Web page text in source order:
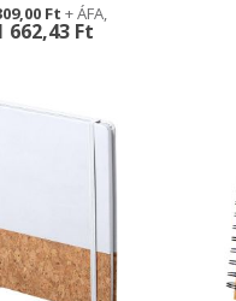
662,43 Ft
Ft